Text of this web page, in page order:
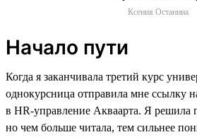
Ксения Останина
Начало пути
Когда я заканчивала третий курс
однокурсница отправила мне ссылку
в HR-управление Акваарта. Я решила
но чем больше читала, тем сильнее